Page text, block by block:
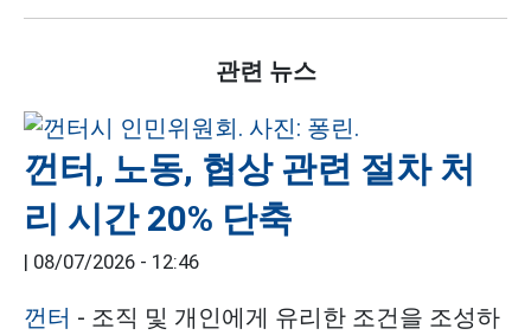
관련 뉴스
껀터, 노동, 협상 관련 절차 처
리 시간 20% 단축
| 08/07/2026 - 12:46
껀터 - 조직 및 개인에게 유리한 조건을 조성하